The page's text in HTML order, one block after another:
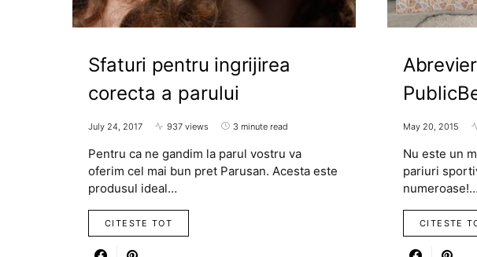
Sfaturi pentru ingrijirea
corecta a parului
July 24, 2017 937 views 3 minute read
Pentru ca ne gandim la parul vostru va
oferim cel mai bun pret Parusan. Acesta este
produsul ideal…
CITESTE TOT
May 20, 2015
Nu este un
pariuri
numeroase!…
CITESTE